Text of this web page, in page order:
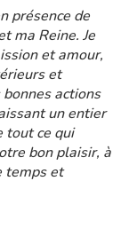
présence de
ma Reine. Je
et amour,
et
actions
un entier
tout ce qui
bon plaisir, à
temps et